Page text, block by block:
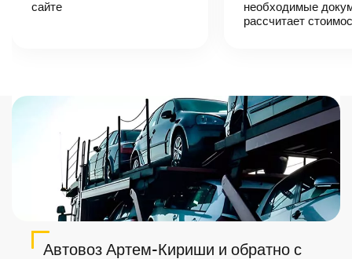
автоперевозки,
сайте
необходимые
рассчитает
Автовоз Артем-Кириши и обратно с